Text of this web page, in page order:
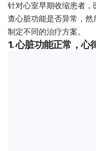
针对心室早期收缩患者
查心脏功能是否异常，然
制定不同的治疗方案。
1. 心脏功能正常，心